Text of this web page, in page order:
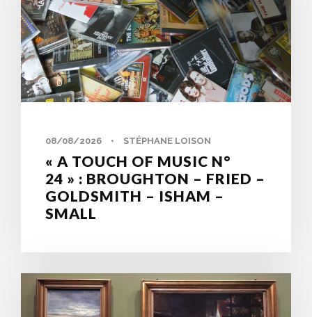
0
08/08/2026 • STÉPHANE LOISON
« A TOUCH OF MUSIC N°
24 » : BROUGHTON – FRIED –
GOLDSMITH – ISHAM –
SMALL